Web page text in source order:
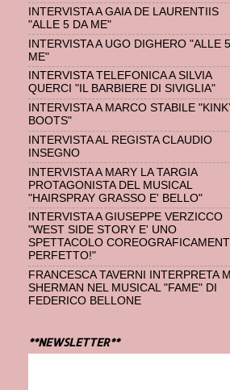
INTERVISTA A GAIA DE LAURENTIIS
"ALLE 5 DA ME"
INTERVISTA A UGO DIGHERO "ALLE
ME"
INTERVISTA TELEFONICA A SILVIA
QUERCI "IL BARBIERE DI SIVIGLIA"
INTERVISTA A MARCO STABILE
BOOTS"
INTERVISTA AL REGISTA CLAUDIO
INSEGNO
INTERVISTA A MARY LA TARGIA
PROTAGONISTA DEL MUSICAL
"HAIRSPRAY GRASSO E' BELLO"
INTERVISTA A GIUSEPPE VERZICCO
"WEST SIDE STORY E' UNO
SPETTACOLO
PERFETTO!"
FRANCESCA TAVERNI INTERPRETA
SHERMAN NEL MUSICAL "FAME" DI
FEDERICO BELLONE
**NEWSLETTER**